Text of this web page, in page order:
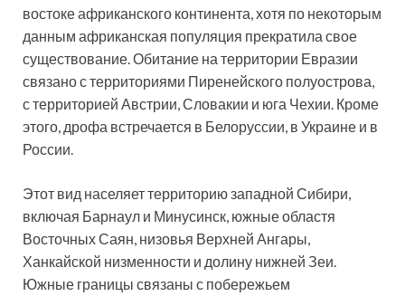
востоке африканского континента, хотя по некоторым
данным африканская популяция прекратила свое
существование. Обитание на территории Евразии
связано с территориями Пиренейского полуострова,
с территорией Австрии, Словакии и юга Чехии. Кроме
этого, дрофа встречается в Белоруссии, в Украине и в
России.
Этот вид населяет территорию западной Сибири,
включая Барнаул и Минусинск, южные областя
Восточных Саян, низовья Верхней Ангары,
Ханкайской низменности и долину нижней Зеи.
Южные границы связаны с побережьем